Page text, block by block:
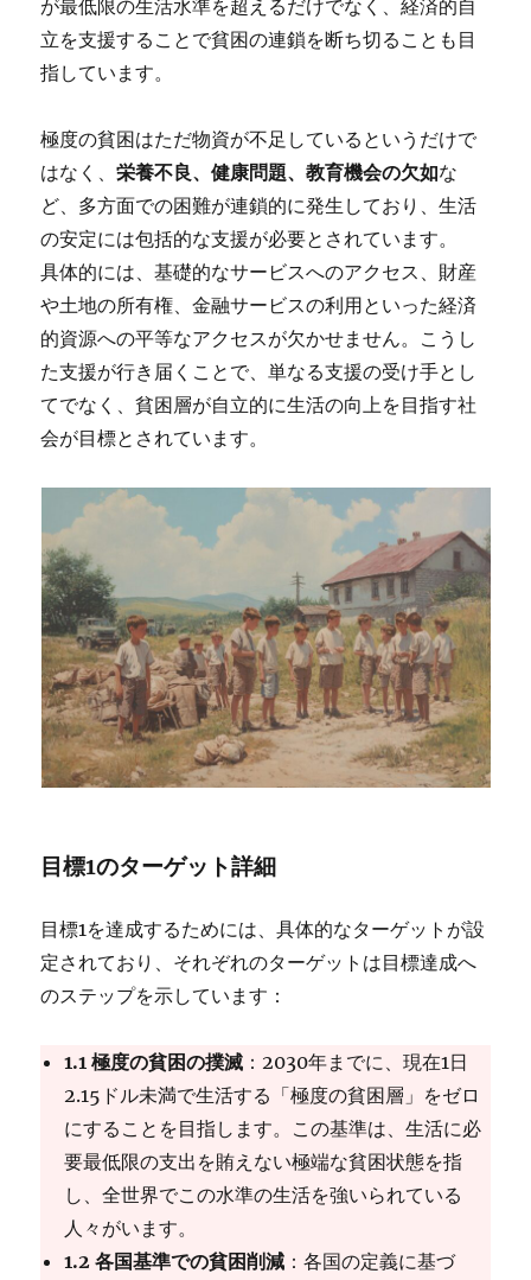
が最低限の生活水準を超えるだけでなく、経済的自
立を支援することで貧困の連鎖を断ち切ることも目
指しています。
極度の貧困はただ物資が不足しているというだけで
はなく、栄養不良、健康問題、教育機会の欠如な
ど、多方面での困難が連鎖的に発生しており、生活
の安定には包括的な支援が必要とされています。
具体的には、基礎的なサービスへのアクセス、財産
や土地の所有権、金融サービスの利用といった経済
的資源への平等なアクセスが欠かせません。こうし
た支援が行き届くことで、単なる支援の受け手とし
てでなく、貧困層が自立的に生活の向上を目指す社
会が目標とされています。
目標1のターゲット詳細
目標1を達成するためには、具体的なターゲットが設
定されており、それぞれのターゲットは目標達成へ
のステップを示しています：
1.1 極度の貧困の撲滅 ：2030年までに、現在1日
2.15ドル未満で生活する「極度の貧困層」をゼロ
にすることを目指します。この基準は、生活に必
要最低限の支出を賄えない極端な貧困状態を指
し、全世界でこの水準の生活を強いられている
人々がいます。
1.2 各国基準での貧困削減 ：各国の定義に基づ